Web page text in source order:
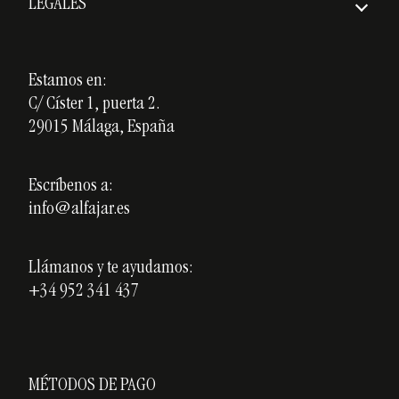
Cerámica personalizada
Opiniones
LEGALES
Política de Privacidad
Política de Cookies
Estamos en:
C/ Císter 1, puerta 2.
29015 Málaga, España
Escríbenos a:
info@alfajar.es
Llámanos y te ayudamos:
+34 952 341 437
MÉTODOS DE PAGO